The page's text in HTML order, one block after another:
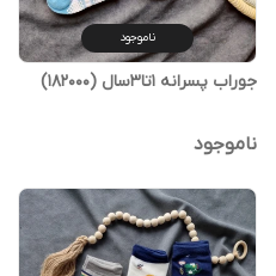
ناموجود
جوراب پسرانه 1تا3سال (182000)
ناموجود